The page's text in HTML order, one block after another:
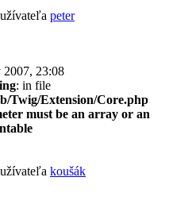
peter
2007, 23:08
: in file
Twig/Extension/Core.php
must be an array or an
koušák